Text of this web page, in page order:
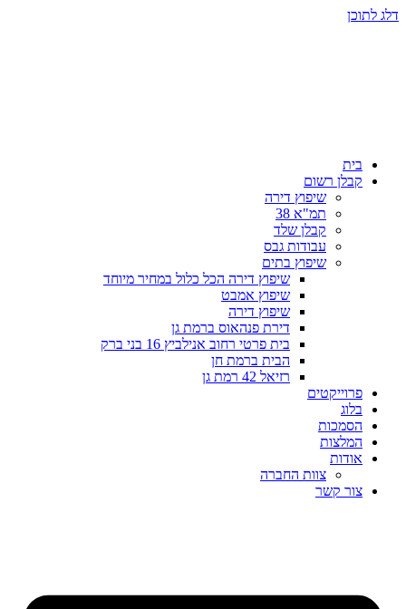
דלג לתוכן
בית
קבלן רשום
שיפוץ דירה
תמ"א 38
קבלן שלד
עבודות גבס
שיפוץ בתים
שיפוץ דירה הכל כלול במחיר מיוחד
שיפוץ אמבט
שיפוץ דירה
דירת פנהאוס ברמת גן
בית פרטי רחוב אנילביץ 16 בני ברק
הבית ברמת חן
רזיאל 42 רמת גן
פרוייקטים
בלוג
הסמכות
המלצות
אודות
צוות החברה
צור קשר